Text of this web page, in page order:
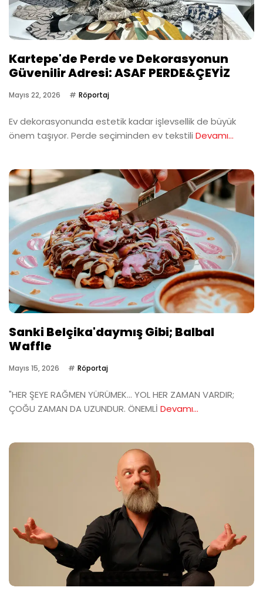
Kartepe'de Perde ve Dekorasyonun
Güvenilir Adresi: ASAF PERDE&ÇEYİZ
Mayıs 22, 2026 Röportaj
Ev dekorasyonunda estetik kadar işlevsellik de büyük
önem taşıyor. Perde seçiminden ev tekstili Devamı...
Sanki Belçika'daymış Gibi; Balbal
Waffle
Mayıs 15, 2026 Röportaj
"HER ŞEYE RAĞMEN YÜRÜMEK… YOL HER ZAMAN VARDIR;
ÇOĞU ZAMAN DA UZUNDUR. ÖNEMLİ Devamı...